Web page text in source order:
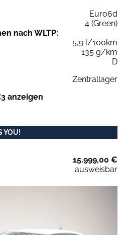
Euro6d
4 (Green)
nach WLTP:
5,9 l/100km
135 g/km
D
Zentrallager
anzeigen
YOU!
15.999,00 €
ausweisbar